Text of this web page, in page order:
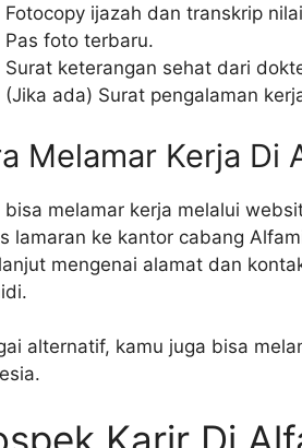
Fotocopy ijazah dan transkrip
Pas foto terbaru.
Surat keterangan sehat dari
(Jika ada) Surat pengalaman
Melamar Kerja Di
bisa melamar kerja melalui
lamaran ke kantor cabang
mengenai alamat dan
alternatif, kamu juga bisa
Karir Di